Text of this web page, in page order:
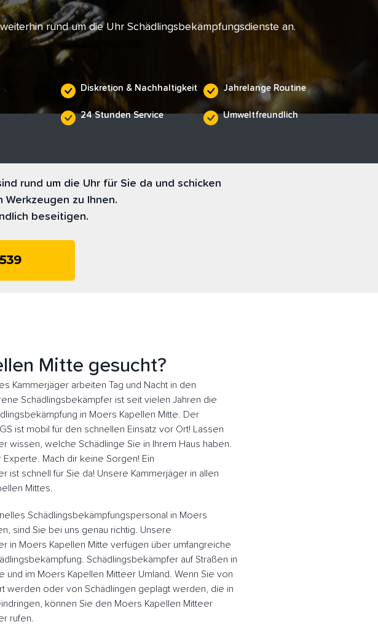
rund um die Uhr Schädlingsbekämpfungsdienste an.
Diskretion & Nachhaltigkeit
24 Stunden Service
Jahrelange Routine
Umweltfreundlich
rund um die Uhr für Sie da und schicken
zu Ihnen.
beseitigen.
Mitte gesucht?
Kammerjäger arbeiten Tag und Nacht in den
Schädlingsbekämpfer ist seit vielen Jahren die
in Moers Kapellen Mitte. Der
ist mobil für den schnellen Einsatz vor Ort! Lassen
wissen, welche Schädlinge Sie in Ihrem Haus haben.
Mach dir keine Sorgen! Ein
ist schnell für Sie da! Unsere Kammerjäger in allen
Mittes.
Schädlingsbekämpfungspersonal in Moers
sind Sie bei uns genau richtig. Unsere
in Moers Kapellen Mitte verfügen über umfangreiche
Schädlingsbekämpfer auf Straßen in
und im Moers Kapellen Mitteer Umland. Wenn Sie von
werden oder von Schädlingen geplagt werden, die in
können Sie den Moers Kapellen Mitteer
rufen.